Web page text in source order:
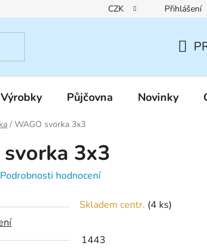
Reklamační řád Pravidla
CZK Přihlášení
Výrobky Půjčovna Novinky
/ WAGO svorka 3x3
3x3
Podrobnosti hodnocení
Skladem centr. (4 ks)
1443